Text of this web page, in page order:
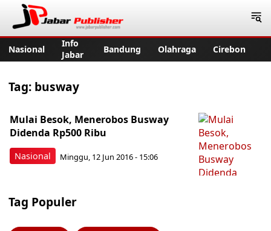
Nasional
Info
Jabar
Bandung Olahraga Cirebon
Tag: busway
Nasional
Mulai Besok, Menerobos Busway
Didenda Rp500 Ribu
Minggu, 12 Jun 2016 - 15:06
Tag Populer